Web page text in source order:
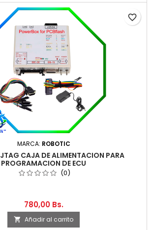
MARCA: ROBOTIC
CAJA DE ALIMENTACION PARA
PROGRAMACION DE ECU
(0)
780,00 Bs.
 Añadir al carrito
favorite_border